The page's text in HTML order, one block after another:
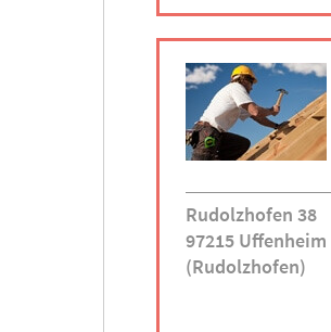
Rudolzhofen 38
97215 Uffenheim
(Rudolzhofen)